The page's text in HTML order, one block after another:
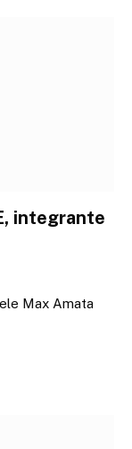
integrante
Max Amata